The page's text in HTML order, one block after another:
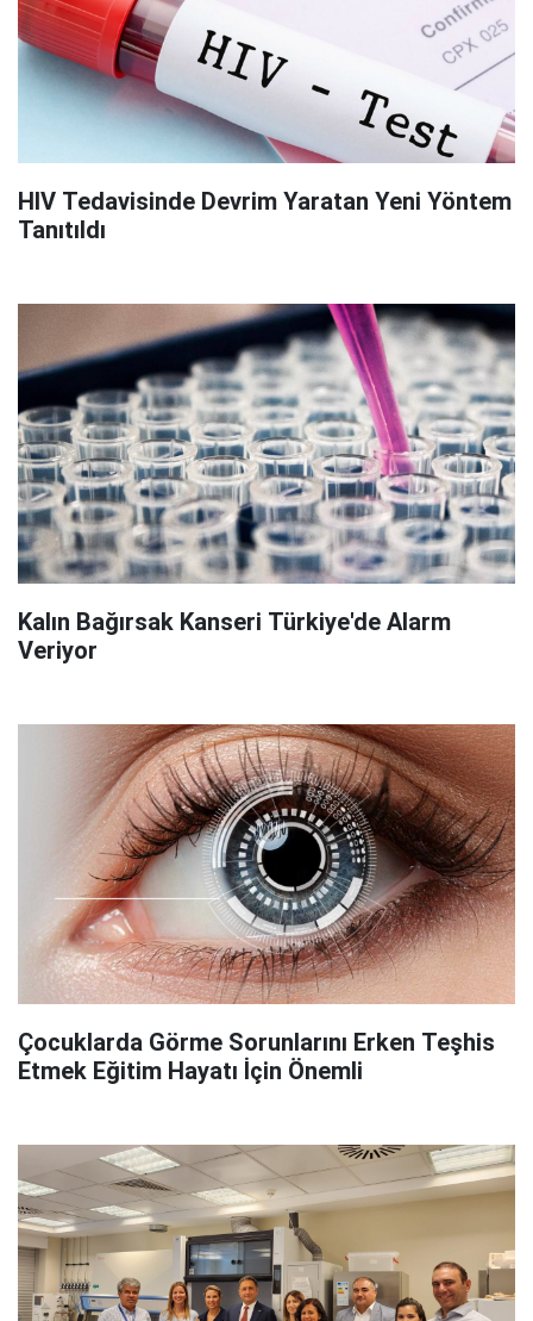
HIV Tedavisinde Devrim Yaratan Yeni Yöntem
Tanıtıldı
Kalın Bağırsak Kanseri Türkiye'de Alarm
Veriyor
Çocuklarda Görme Sorunlarını Erken Teşhis
Etmek Eğitim Hayatı İçin Önemli